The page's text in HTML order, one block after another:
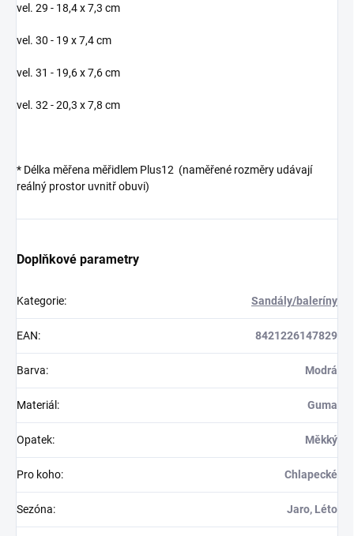
vel. 29 - 18,4 x 7,3 cm
vel. 30 - 19 x 7,4 cm
vel. 31 - 19,6 x 7,6 cm
vel. 32 - 20,3 x 7,8 cm
* Délka měřena měřidlem Plus12 (naměřené rozměry udávají
reálný prostor uvnitř obuvi)
Doplňkové parametry
Kategorie: Sandály/baleríny
EAN: 8421226147829
Barva: Modrá
Materiál : Guma
Opatek: Měkký
Pro koho: Chlapecké
Sezóna: Jaro, Léto